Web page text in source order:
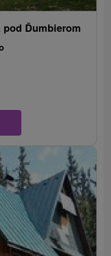
pod Ďumbierom